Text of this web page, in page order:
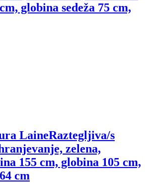
globina sedeža 75 cm,
LaineRaztegljiva/s
zelena,
155 cm, globina 105 cm,
cm